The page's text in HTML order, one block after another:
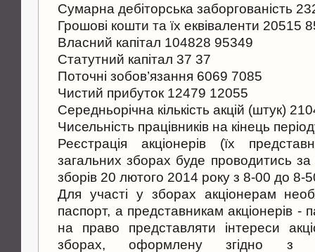
Сумарна дебіторська заборгованість
Грошові кошти та їх еквіваленти 20515
Власний капітал 104828 95349
Статутний капітал 37 37
Поточні зобов’язання 6069 7085
Чистий прибуток 12479 12055
Середньорічна кількість акцій (штук)
Чисельність працівників на кінець
Реєстрація акціонерів (їх
загальних зборах буде проводитись
зборів 20 лютого 2014 року з 8-00 до 8-
Для участі у зборах акціонерам
паспорт, а представникам акціонерів -
на право представляти інтереси
зборах, оформлену згідно з